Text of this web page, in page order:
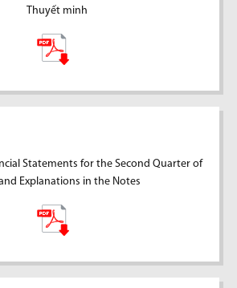
Thuyết minh
Statements for the Second Quarter of
Explanations in the Notes